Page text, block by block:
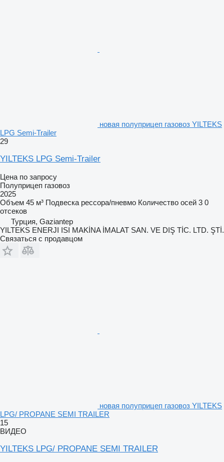
новая полуприцеп газовоз YILTEKS
LPG Semi-Trailer
29
YILTEKS LPG Semi-Trailer
Цена по запросу
Полуприцеп газовоз
2025
Объем 45 м³ Подвеска рессора/пневмо Количество осей 3 0
отсеков
Турция, Gaziantep
YILTEKS ENERJI ISI MAKİNA İMALAT SAN. VE DIŞ TİC. LTD. ŞTİ.
Связаться с продавцом
новая полуприцеп газовоз YILTEKS
LPG/ PROPANE SEMI TRAILER
15
ВИДЕО
YILTEKS LPG/ PROPANE SEMI TRAILER